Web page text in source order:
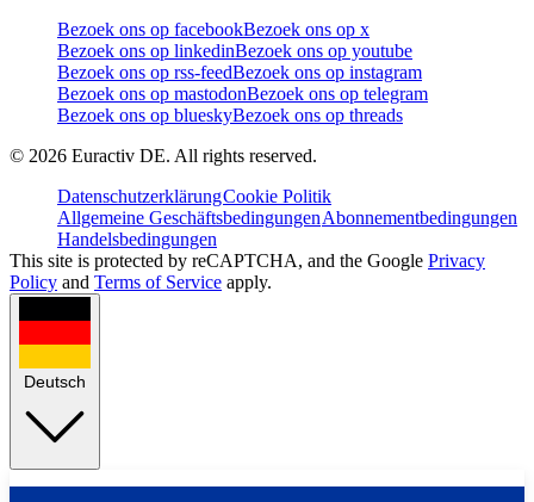
Bezoek ons op facebookBezoek ons op x
Bezoek ons op linkedinBezoek ons op youtube
Bezoek ons op rss-feedBezoek ons op instagram
Bezoek ons op mastodonBezoek ons op telegram
Bezoek ons op blueskyBezoek ons op threads
© 2026 Euractiv DE. All rights reserved.
DatenschutzerklärungCookie Politik
Allgemeine GeschäftsbedingungenAbonnementbedingungen
Handelsbedingungen
This site is protected by reCAPTCHA, and the Google Privacy
Policy and Terms of Service apply.
Deutsch